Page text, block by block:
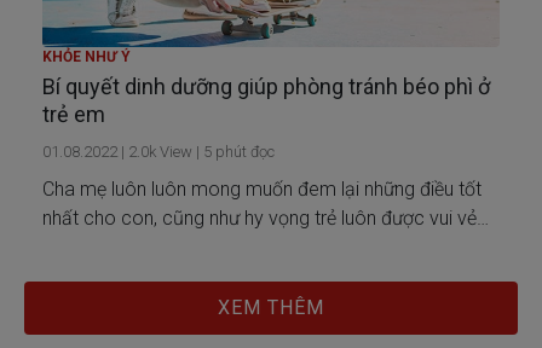
KHỎE NHƯ Ý
Bí quyết dinh dưỡng giúp phòng tránh béo phì ở
trẻ em
01.08.2022 | 2.0k View | 5 phút đọc
Cha mẹ luôn luôn mong muốn đem lại những điều tốt
nhất cho con, cũng như hy vọng trẻ luôn được vui vẻ
- đặc biệt là Việt Nam - thường cho rằng những đứa trẻ
mập tròn, mũm mĩm là khoẻ mạnh; còn những trẻ hơi
gầy thì xem là ốm yếu, không khỏe mạnh.
XEM THÊM